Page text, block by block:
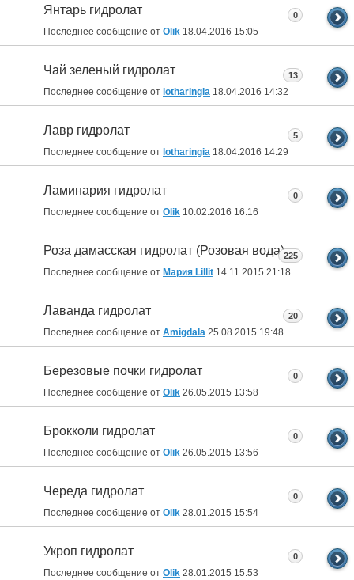
Янтарь гидролат
Последнее сообщение от Olik 18.04.2016 15:05
0
Чай зеленый гидролат
Последнее сообщение от lotharingia 18.04.2016 14:32
13
Лавр гидролат
Последнее сообщение от lotharingia 18.04.2016 14:29
5
Ламинария гидролат
Последнее сообщение от Olik 10.02.2016 16:16
0
Роза дамасская гидролат (Розовая вода)
Последнее сообщение от Мария Lillit 14.11.2015 21:18
225
Лаванда гидролат
Последнее сообщение от Amigdala 25.08.2015 19:48
20
Березовые почки гидролат
Последнее сообщение от Olik 26.05.2015 13:58
0
Брокколи гидролат
Последнее сообщение от Olik 26.05.2015 13:56
0
Череда гидролат
Последнее сообщение от Olik 28.01.2015 15:54
0
Укроп гидролат
Последнее сообщение от Olik 28.01.2015 15:53
0